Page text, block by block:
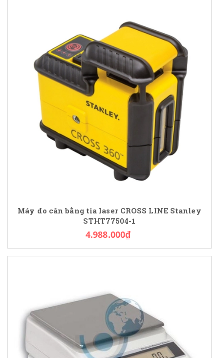
Máy đo cân bằng tia laser CROSS LINE Stanley
STHT77504-1
4.988.000₫